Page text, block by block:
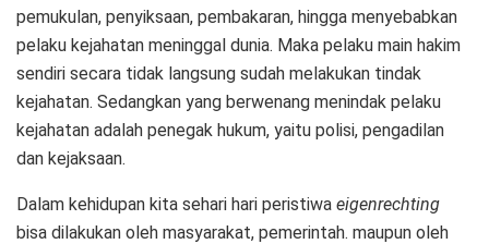
pemukulan, penyiksaan, pembakaran, hingga menyebabkan
pelaku kejahatan meninggal dunia. Maka pelaku main hakim
sendiri secara tidak langsung sudah melakukan tindak
kejahatan. Sedangkan yang berwenang menindak pelaku
kejahatan adalah penegak hukum, yaitu polisi, pengadilan
dan kejaksaan.
Dalam kehidupan kita sehari hari peristiwa eigenrechting
bisa dilakukan oleh masyarakat, pemerintah. maupun oleh